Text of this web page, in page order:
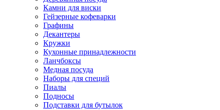
Камни для виски
Гейзерные кофеварки
Графины
Декантеры
Кружки
Кухонные принадлежности
Ланчбоксы
Медная посуда
Наборы для специй
Пиалы
Подносы
Подставки для бутылок